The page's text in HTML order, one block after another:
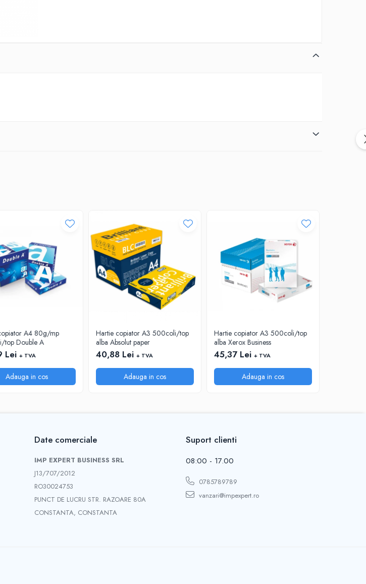
A4 80g/mp
top Double A
Lei + TVA
Adauga in cos
Hartie copiator A3 500coli/top
alba Absolut paper
40,88 Lei + TVA
Adauga in cos
Hartie copiator A3 500coli/top
alba Xerox Business
45,37 Lei + TVA
Adauga in cos
Date comerciale
IMP EXPERT BUSINESS SRL
J13/707/2012
RO30024753
PUNCT DE LUCRU STR. RAZOARE 80A
CONSTANTA, CONSTANTA
Suport clienti
08:00 - 17.00
0785789789
vanzari@impexpert.ro